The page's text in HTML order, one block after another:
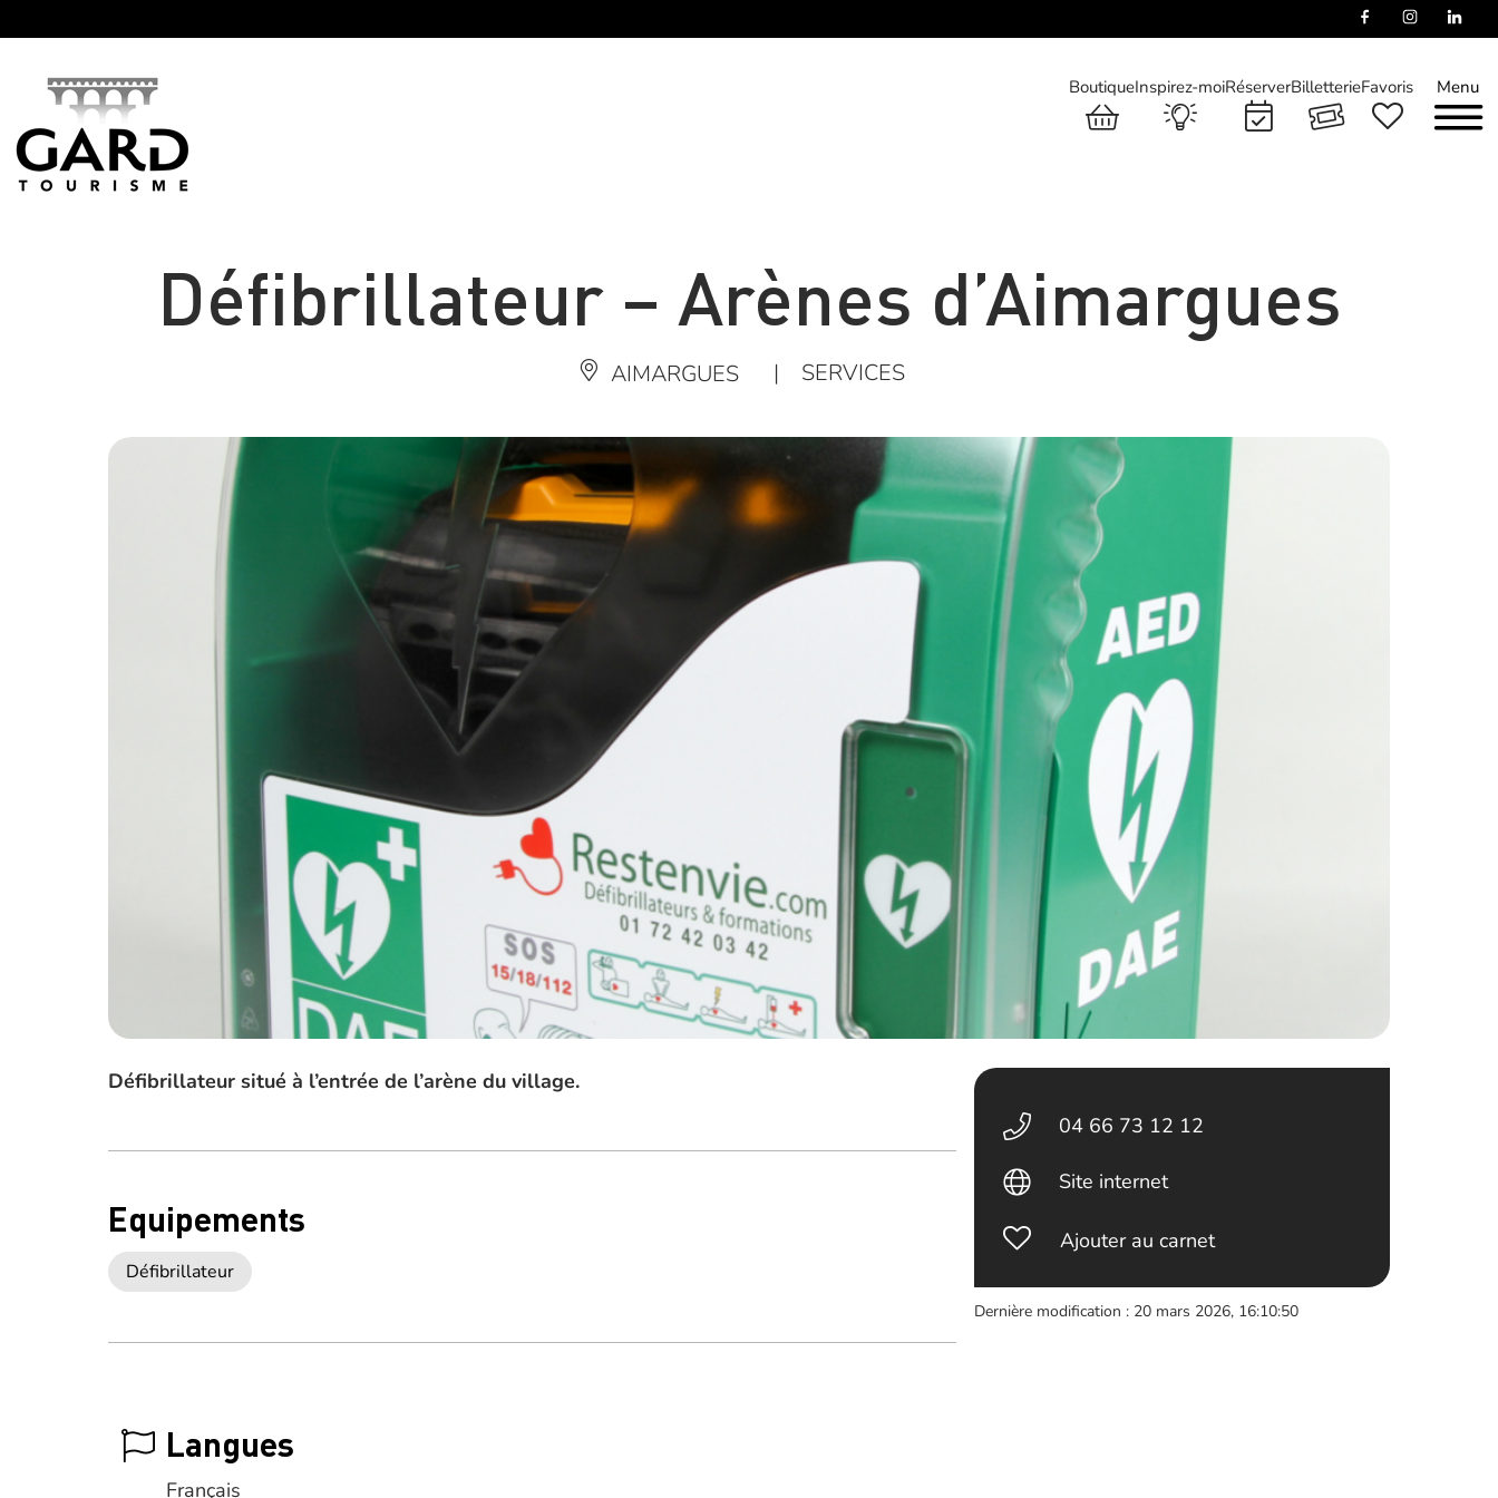
Menu
BoutiqueInspirez-moiRéserverBilletterieFavoris
Défibrillateur – Arènes d’Aimargues
AIMARGUES | SERVICES
Défibrillateur situé à l’entrée de l’arène du village.
Equipements
Défibrillateur
Langues
Français
04 66 73 12 12
Site internet
Ajouter au carnet
Dernière modification : 20 mars 2026, 16:10:50